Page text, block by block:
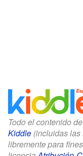
Todo el contenido
Kiddle (incluidas
libremente para